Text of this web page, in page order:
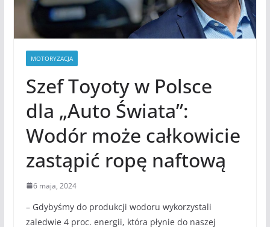
MOTORYZACJA
Szef Toyoty w Polsce
dla „Auto Świata”:
Wodór może całkowicie
zastąpić ropę naftową
6 maja, 2024
– Gdybyśmy do produkcji wodoru wykorzystali
zaledwie 4 proc. energii, która płynie do naszej